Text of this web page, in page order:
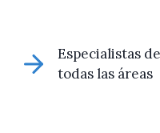
Especialistas de
todas las áreas